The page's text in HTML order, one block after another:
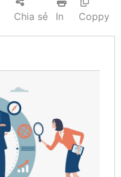
Chia sẻ In Coppy